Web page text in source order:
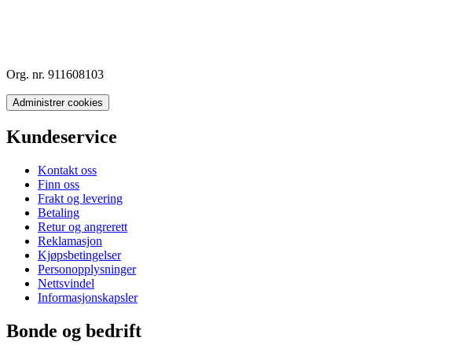
Org. nr. 911608103
Administrer cookies
Kundeservice
Kontakt oss
Finn oss
Frakt og levering
Betaling
Retur og angrerett
Reklamasjon
Kjøpsbetingelser
Personopplysninger
Nettsvindel
Informasjonskapsler
Bonde og bedrift